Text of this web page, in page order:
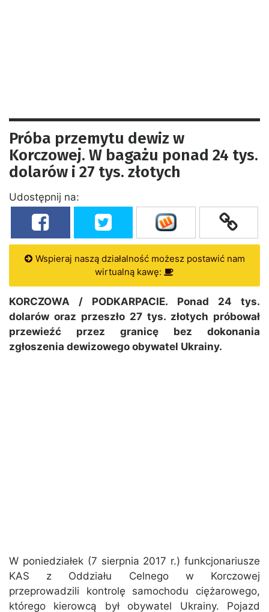
Próba przemytu dewiz w
Korczowej. W bagażu ponad 24 tys.
dolarów i 27 tys. złotych
Udostępnij na:
Wspieraj naszą działalność możesz postawić nam
wirtualną kawę:
KORCZOWA / PODKARPACIE. Ponad 24 tys.
dolarów oraz przeszło 27 tys. złotych próbował
przewieźć przez granicę bez dokonania
zgłoszenia dewizowego obywatel Ukrainy.
W poniedziałek (7 sierpnia 2017 r.) funkcjonariusze
KAS z Oddziału Celnego w Korczowej
przeprowadzili kontrolę samochodu ciężarowego,
którego kierowcą był obywatel Ukrainy. Pojazd